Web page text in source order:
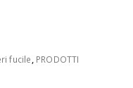
fucile, PRODOTTI